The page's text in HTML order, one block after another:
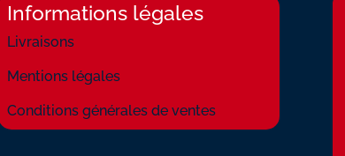
Informations légales
Livraisons
Mentions légales
Conditions générales de ventes